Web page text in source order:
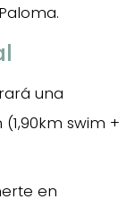
una
swim +
en